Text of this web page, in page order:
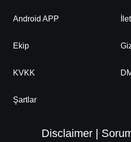
Android APP
Ekip
KVKK
Şartlar
Disclaimer |